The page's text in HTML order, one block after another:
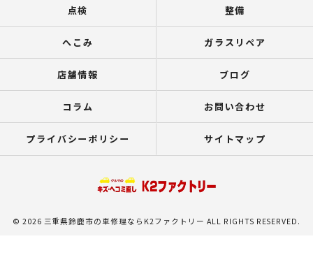
点検 整備
へこみ ガラスリペア
店舗情報 ブログ
コラム お問い合わせ
プライバシーポリシー サイトマップ
© 2026 三重県鈴鹿市の車修理ならK2ファクトリー ALL RIGHTS RESERVED.